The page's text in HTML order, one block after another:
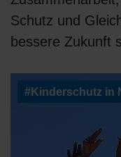
Schutz und
bessere Zukunft
#Kinderschutz in